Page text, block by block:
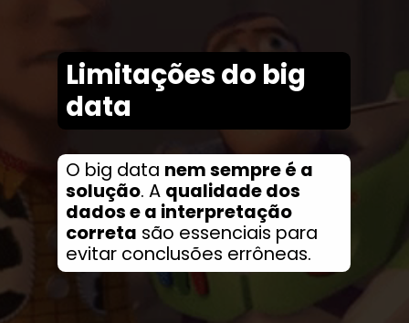
O big data nem sempre é a
solução. A qualidade dos
dados e a interpretação
correta são essenciais para
evitar conclusões errôneas.
Limitações do big
data